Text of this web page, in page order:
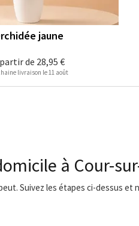
de 28,95 €
jaune
livraison le 11 août
à Cour-
Suivez les étapes ci-dessus